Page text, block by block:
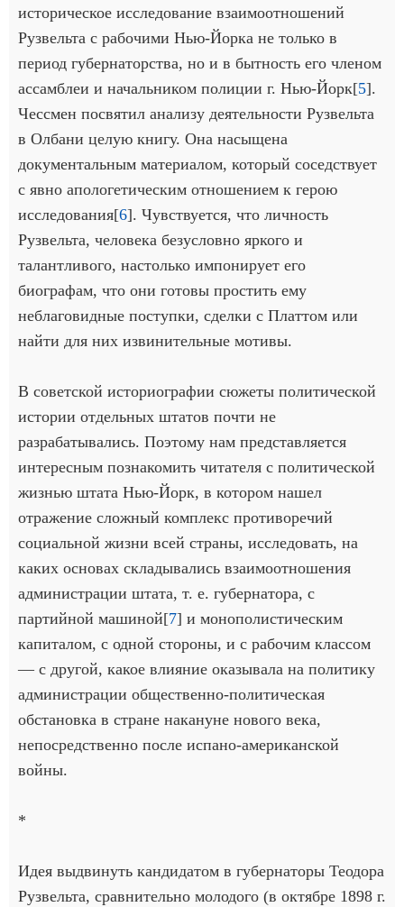
историческое исследование взаимоотношений
Рузвельта с рабочими Нью-Йорка не только в
период губернаторства, но и в бытность его членом
ассамблеи и начальником полиции г. Нью-Йорк[5].
Чессмен посвятил анализу деятельности Рузвельта
в Олбани целую книгу. Она насыщена
документальным материалом, который соседствует
с явно апологетическим отношением к герою
исследования[6]. Чувствуется, что личность
Рузвельта, человека безусловно яркого и
талантливого, настолько импонирует его
биографам, что они готовы простить ему
неблаговидные поступки, сделки с Платтом или
найти для них извинительные мотивы.
В советской историографии сюжеты политической
истории отдельных штатов почти не
разрабатывались. Поэтому нам представляется
интересным познакомить читателя с политической
жизнью штата Нью-Йорк, в котором нашел
отражение сложный комплекс противоречий
социальной жизни всей страны, исследовать, на
каких основах складывались взаимоотношения
администрации штата, т. е. губернатора, с
партийной машиной[7] и монополистическим
капиталом, с одной стороны, и с рабочим классом
— с другой, какое влияние оказывала на политику
администрации общественно-политическая
обстановка в стране накануне нового века,
непосредственно после испано-американской
войны.
*
Идея выдвинуть кандидатом в губернаторы Теодора
Рузвельта, сравнительно молодого (в октябре 1898 г.